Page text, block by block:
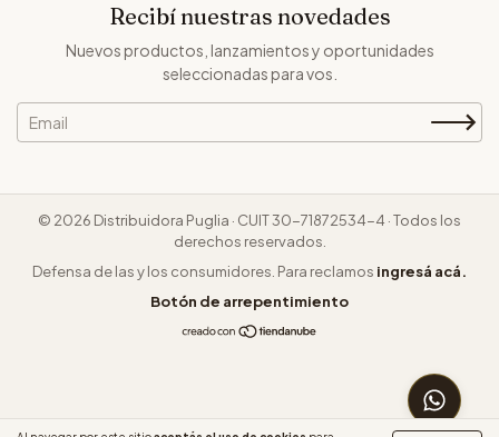
Recibí nuestras novedades
Nuevos productos, lanzamientos y oportunidades
seleccionadas para vos.
© 2026 Distribuidora Puglia · CUIT 30-71872534-4 · Todos los
derechos reservados.
Defensa de las y los consumidores. Para reclamos ingresá acá.
Botón de arrepentimiento